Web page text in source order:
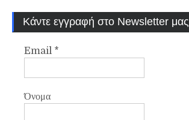
Κάντε εγγραφή στο Newsletter μας
Email *
Όνομα